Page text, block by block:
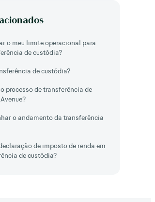
o meu limite operacional para
de custódia?
de custódia?
processo de transferência de
o andamento da transferência
de imposto de renda em
de custódia?